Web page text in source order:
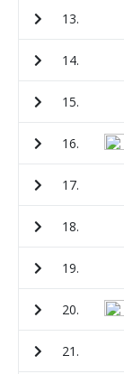
13.
14.
15.
16.
17.
18.
19.
20.
21.